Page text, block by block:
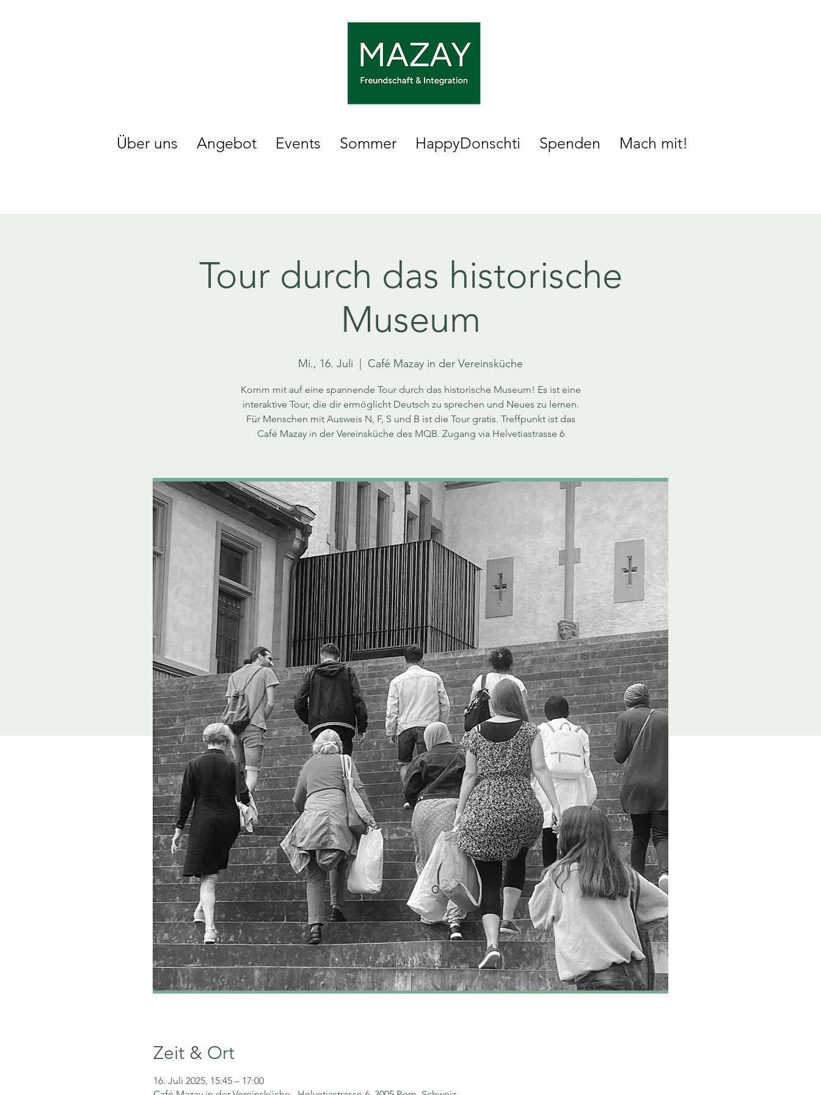
Über uns Angebot Events Sommer HappyDonschti Spenden Mach mit!
Tour durch das historische
Museum
Mi., 16. Juli Café Mazay in der Vereinsküche
Komm mit auf eine spannende Tour durch das historische Museum! Es ist eine
interaktive Tour, die dir ermöglicht Deutsch zu sprechen und Neues zu lernen.
Für Menschen mit Ausweis N, F, S und B ist die Tour gratis. Treffpunkt ist das
Café Mazay in der Vereinsküche des MQB. Zugang via Helvetiastrasse 6
Zeit & Ort
16. Juli 2025, 15:45 – 17:00